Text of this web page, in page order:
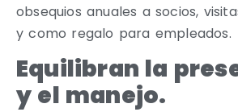
obsequios anuales a socios,
y como regalo para empleados.
Equilibran la
y el manejo.